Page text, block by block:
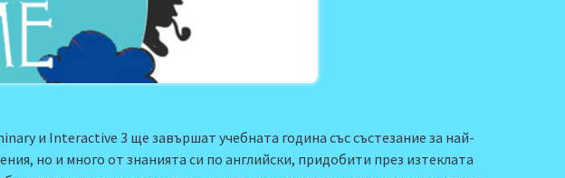
и Interactive 3 ще завършат учебната година със състезание за най-
но и много от знанията си по английски, придобити през изтеклата